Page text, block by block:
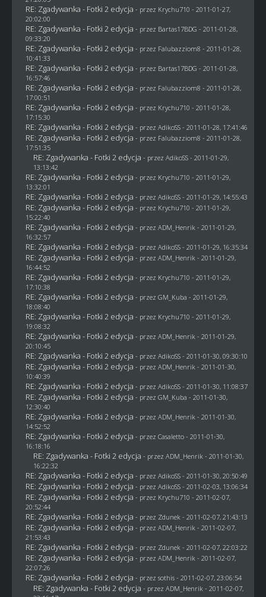
RE: Zgadywanka - Fotki 2 edycja - przez Krychu710 - 2011-01-27,
20:02:00
RE: Zgadywanka - Fotki 2 edycja - przez Bartas17BDG - 2011-01-28,
09:33:20
RE: Zgadywanka - Fotki 2 edycja - przez Falubazziom8 - 2011-01-28,
10:41:33
RE: Zgadywanka - Fotki 2 edycja - przez Bartas17BDG - 2011-01-28,
16:57:46
RE: Zgadywanka - Fotki 2 edycja - przez Falubazziom8 - 2011-01-28,
17:00:51
RE: Zgadywanka - Fotki 2 edycja - przez Krychu710 - 2011-01-28,
17:15:30
RE: Zgadywanka - Fotki 2 edycja - przez AdikoSS - 2011-01-28, 17:41:46
RE: Zgadywanka - Fotki 2 edycja - przez Falubazziom8 - 2011-01-28,
17:51:35
RE: Zgadywanka - Fotki 2 edycja - przez AdikoSS - 2011-01-29,
13:13:42
RE: Zgadywanka - Fotki 2 edycja - przez Krychu710 - 2011-01-29,
13:32:01
RE: Zgadywanka - Fotki 2 edycja - przez AdikoSS - 2011-01-29, 14:55:43
RE: Zgadywanka - Fotki 2 edycja - przez Krychu710 - 2011-01-29,
15:22:40
RE: Zgadywanka - Fotki 2 edycja - przez ADM_Henrik - 2011-01-29,
16:32:57
RE: Zgadywanka - Fotki 2 edycja - przez AdikoSS - 2011-01-29, 16:35:34
RE: Zgadywanka - Fotki 2 edycja - przez ADM_Henrik - 2011-01-29,
16:44:52
RE: Zgadywanka - Fotki 2 edycja - przez Krychu710 - 2011-01-29,
17:10:38
RE: Zgadywanka - Fotki 2 edycja - przez GM_Kuba - 2011-01-29,
18:08:40
RE: Zgadywanka - Fotki 2 edycja - przez Krychu710 - 2011-01-29,
19:08:32
RE: Zgadywanka - Fotki 2 edycja - przez ADM_Henrik - 2011-01-29,
20:10:45
RE: Zgadywanka - Fotki 2 edycja - przez AdikoSS - 2011-01-30, 09:30:10
RE: Zgadywanka - Fotki 2 edycja - przez ADM_Henrik - 2011-01-30,
10:40:39
RE: Zgadywanka - Fotki 2 edycja - przez AdikoSS - 2011-01-30, 11:08:37
RE: Zgadywanka - Fotki 2 edycja - przez GM_Kuba - 2011-01-30,
12:30:40
RE: Zgadywanka - Fotki 2 edycja - przez ADM_Henrik - 2011-01-30,
14:52:52
RE: Zgadywanka - Fotki 2 edycja - przez Casaletto- 2011-01-30,
16:18:16
RE: Zgadywanka - Fotki 2 edycja - przez ADM_Henrik - 2011-01-30,
16:22:32
RE: Zgadywanka - Fotki 2 edycja - przez AdikoSS - 2011-01-30, 20:50:49
RE: Zgadywanka - Fotki 2 edycja - przez AdikoSS - 2011-02-03, 13:06:34
RE: Zgadywanka - Fotki 2 edycja - przez Krychu710 - 2011-02-07,
20:52:44
RE: Zgadywanka - Fotki 2 edycja - przez Zdunek - 2011-02-07, 21:43:13
RE: Zgadywanka - Fotki 2 edycja - przez ADM_Henrik - 2011-02-07,
21:53:43
RE: Zgadywanka - Fotki 2 edycja - przez Zdunek - 2011-02-07, 22:03:22
RE: Zgadywanka - Fotki 2 edycja - przez ADM_Henrik - 2011-02-07,
22:07:26
RE: Zgadywanka - Fotki 2 edycja - przez sothis- 2011-02-07, 23:06:54
RE: Zgadywanka - Fotki 2 edycja - przez ADM_Henrik - 2011-02-07,